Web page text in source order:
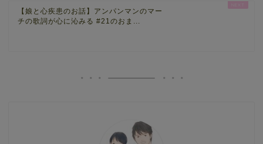
【娘と心疾患のお話】アンパンマンのマー
チの歌詞が心に沁みる #21のおま...